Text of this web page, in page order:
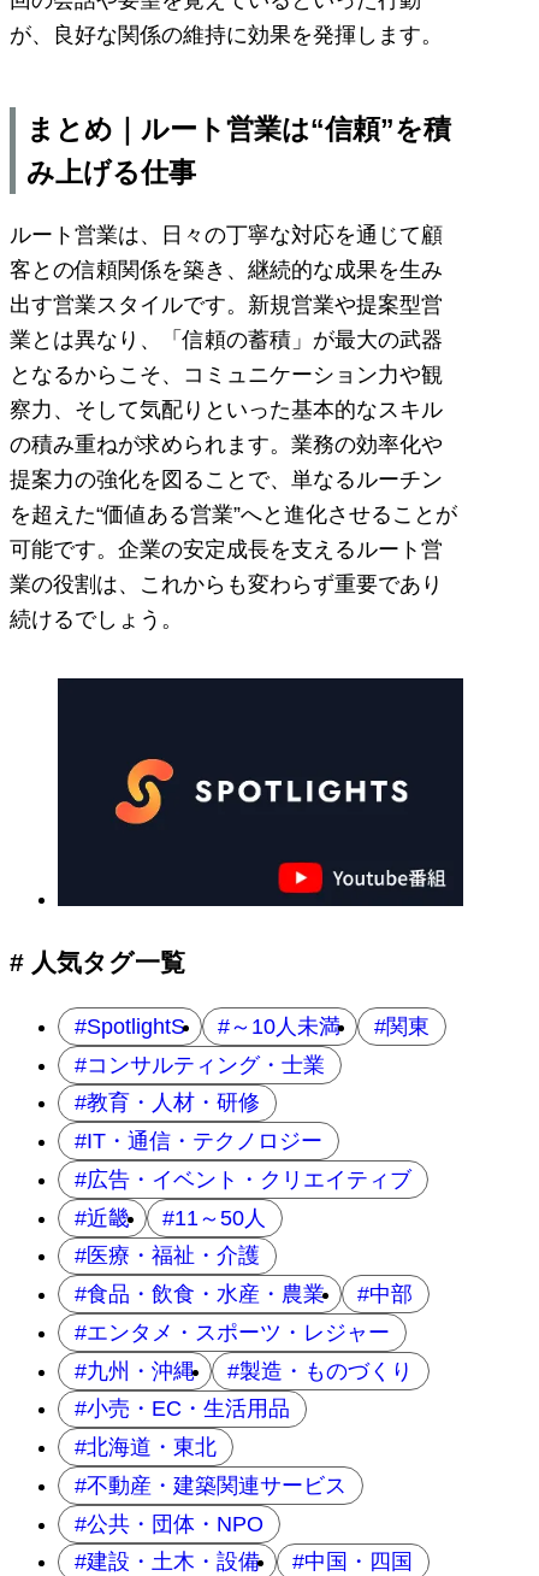
が、良好な関係の維持に効果を発揮します。
まとめ｜ルート営業は“信頼”を積
み上げる仕事
ルート営業は、日々の丁寧な対応を通じて顧
客との信頼関係を築き、継続的な成果を生み
出す営業スタイルです。新規営業や提案型営
業とは異なり、「信頼の蓄積」が最大の武器
となるからこそ、コミュニケーション力や観
察力、そして気配りといった基本的なスキル
の積み重ねが求められます。業務の効率化や
提案力の強化を図ることで、単なるルーチン
を超えた“価値ある営業”へと進化させることが
可能です。企業の安定成長を支えるルート営
業の役割は、これからも変わらず重要であり
続けるでしょう。
# 人気タグ一覧
SpotlightS ～10人未満
関東
コンサルティング・士業
教育・人材・研修
IT・通信・テクノロジー
広告・イベント・クリエイティブ
近畿
11～50人
医療・福祉・介護
食品・飲食・水産・農業
中部
エンタメ・スポーツ・レジャー
九州・沖縄
製造・ものづくり
小売・EC・生活用品
北海道・東北
不動産・建築関連サービス
公共・団体・NPO
建設・土木・設備
中国・四国